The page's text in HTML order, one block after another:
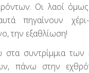
Οι λαοί
πηγαίνουν
την εξαθλίωση!
συντρίμμια των
πάνω στην